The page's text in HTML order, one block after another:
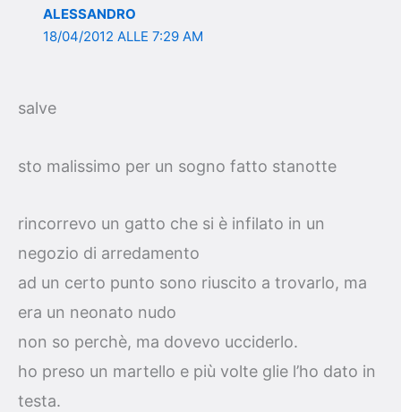
ALESSANDRO
18/04/2012 ALLE 7:29 AM
salve
sto malissimo per un sogno fatto stanotte
rincorrevo un gatto che si è infilato in un
negozio di arredamento
ad un certo punto sono riuscito a trovarlo, ma
era un neonato nudo
non so perchè, ma dovevo ucciderlo.
ho preso un martello e più volte glie l’ho dato in
testa.